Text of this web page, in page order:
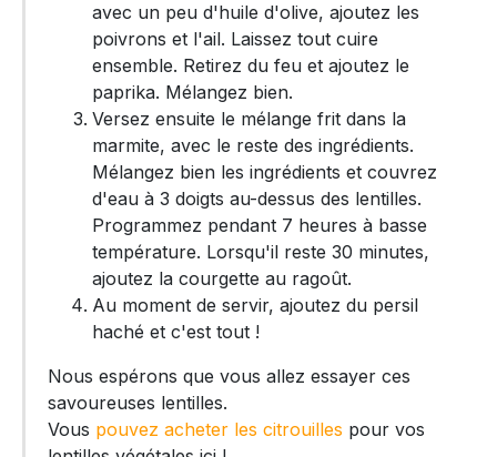
avec un peu d'huile d'olive, ajoutez les
poivrons et l'ail. Laissez tout cuire
ensemble. Retirez du feu et ajoutez le
paprika. Mélangez bien.
Versez ensuite le mélange frit dans la
marmite, avec le reste des ingrédients.
Mélangez bien les ingrédients et couvrez
d'eau à 3 doigts au-dessus des lentilles.
Programmez pendant 7 heures à basse
température. Lorsqu'il reste 30 minutes,
ajoutez la courgette au ragoût.
Au moment de servir, ajoutez du persil
haché et c'est tout !
Nous espérons que vous allez essayer ces
savoureuses lentilles.
Vous pouvez acheter les citrouilles pour vos